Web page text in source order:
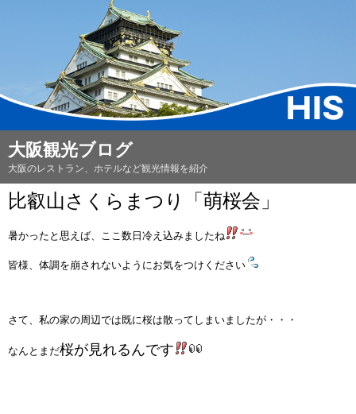
大阪観光ブログ
大阪のレストラン、ホテルなど観光情報を紹介
比叡山さくらまつり「萌桜会」
暑かったと思えば、ここ数日冷え込みましたね
皆様、体調を崩されないようにお気をつけください
さて、私の家の周辺では既に桜は散ってしまいましたが・・・
なんとまだ桜が見れるんです